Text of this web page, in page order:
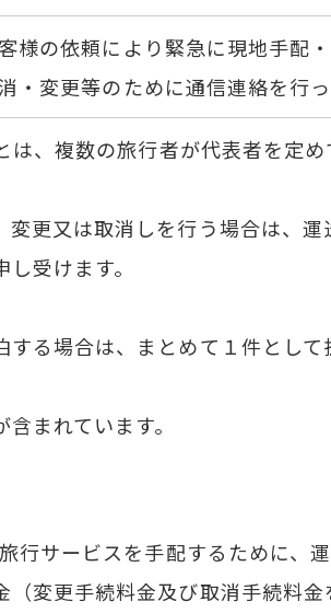
様の依頼により緊急に現地手配・
・変更等のために通信連絡を行
、複数の旅行者が代表者を定
変更又は取消しを行う場合は、
受けます。
る場合は、まとめて１件として
まれています。
行サービスを手配するために、
変更手続料金及び取消手続料金